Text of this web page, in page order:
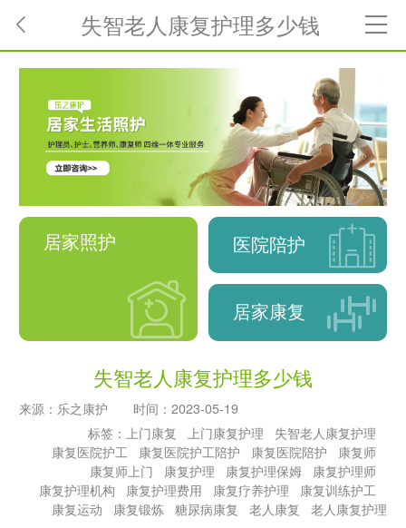
失智老人康复护理多少钱
居家照护 医院陪护
居家康复
失智老人康复护理多少钱
来源： 乐之康护 时间： 2023-05-19
标签： 上门康复 上门康复护理
失智老人康复护理
康复医院护工
康复医院护工陪护 康复医院陪护
康复师
康复师上门
康复护理 康复护理保姆
康复护理师
康复护理机构
康复护理费用 康复疗养护理
康复训练护工
康复运动
康复锻炼 糖尿病康复 老人康复
老人康复护理